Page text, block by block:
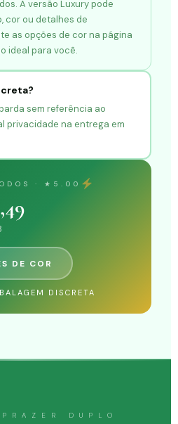
A versão Luxury pode
cor ou detalhes de
as opções de cor na página
ideal para você.
sem referência ao
privacidade na entrega em
· ★5.00
DE COR
DISCRETA
DUPLO